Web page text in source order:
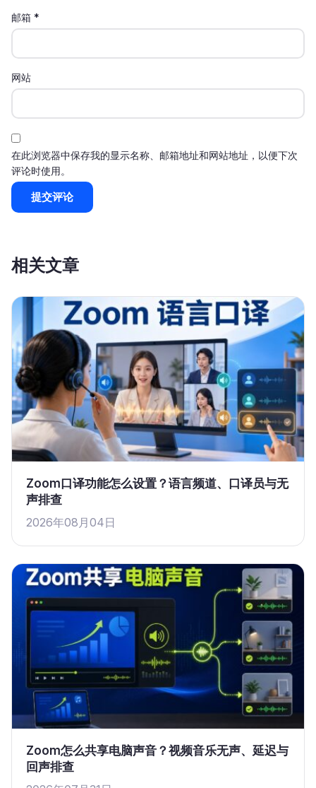
邮箱 *
网站
在此浏览器中保存我的显示名称、邮箱地址和网站地址，以便下次
评论时使用。
相关文章
Zoom口译功能怎么设置？语言频道、口译员与无
声排查
2026年08月04日
Zoom怎么共享电脑声音？视频音乐无声、延迟与
回声排查